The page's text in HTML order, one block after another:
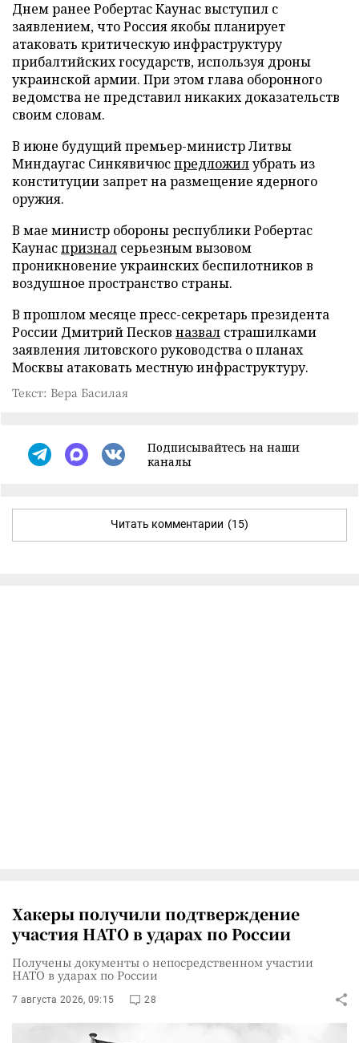
Днем ранее Робертас Каунас выступил с
заявлением, что Россия якобы планирует
атаковать критическую инфраструктуру
прибалтийских государств, используя дроны
украинской армии. При этом глава оборонного
ведомства не представил никаких доказательств
своим словам.
В июне будущий премьер-министр Литвы
Миндаугас Синкявичюспредложилубрать из
конституции запрет на размещение ядерного
оружия.
В мае министр обороны республики Робертас
Каунаспризнал серьезным вызовом
проникновение украинских беспилотников в
воздушное пространство страны.
В прошлом месяце пресс-секретарь президента
России Дмитрий Песков назвал страшилками
заявления литовского руководства о планах
Москвы атаковать местную инфраструктуру.
Текст: Вера Басилая
Подписывайтесь на наши
каналы
Читать комментарии (15)
Хакеры получили подтверждение
участия НАТО в ударах по России
Получены документы о непосредственном участии
НАТО в ударах по России
7 августа 2026, 09:15 28